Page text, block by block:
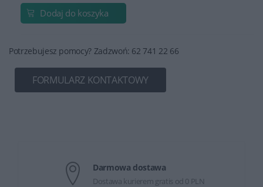
Dodaj do koszyka
Potrzebujesz pomocy? Zadzwoń: 62 741 22 66
FORMULARZ KONTAKTOWY
Darmowa dostawa
Dostawa kurierem gratis od 0 PLN